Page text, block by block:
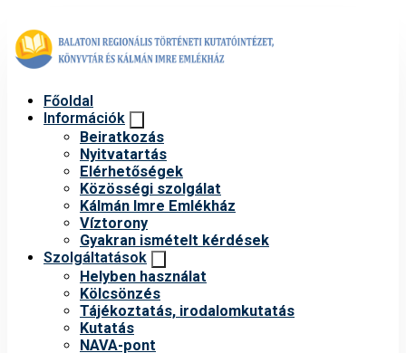
Főoldal
Információk
Beiratkozás
Nyitvatartás
Elérhetőségek
Közösségi szolgálat
Kálmán Imre Emlékház
Víztorony
Gyakran ismételt kérdések
Szolgáltatások
Helyben használat
Kölcsönzés
Tájékoztatás, irodalomkutatás
Kutatás
NAVA-pont